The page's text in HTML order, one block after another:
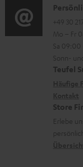
t
e
r
l
a
e
n
t
i
o
n
e
u
r
i
o
-
L
e
k
o
K
o
n
t
a
d
a
+49 30
Mo – Fr
Sa 09:00
Sonn-
Teufel
Store
Erlebe